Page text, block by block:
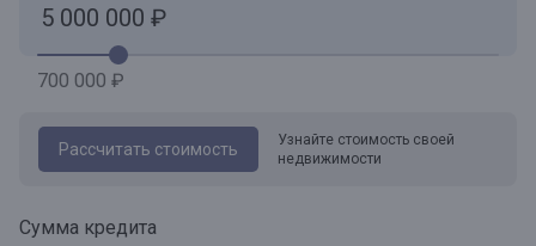
700 000 ₽
Рассчитать стоимость
Узнайте стоимость своей
недвижимости
Сумма кредита